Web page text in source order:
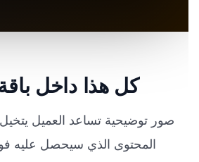
كل هذا داخل
صور توضيحية تساعد العميل
المحتوى الذي سيحصل عليه